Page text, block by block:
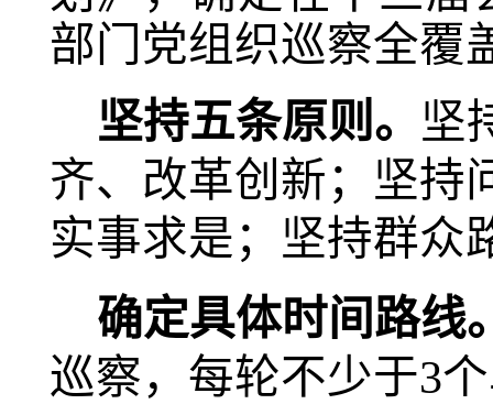
部门党组织巡察全覆
坚持五条原则。 坚
齐、改革创新；坚持
实事求是；坚持群众
确定具体时间路线
巡察，每轮不少于3